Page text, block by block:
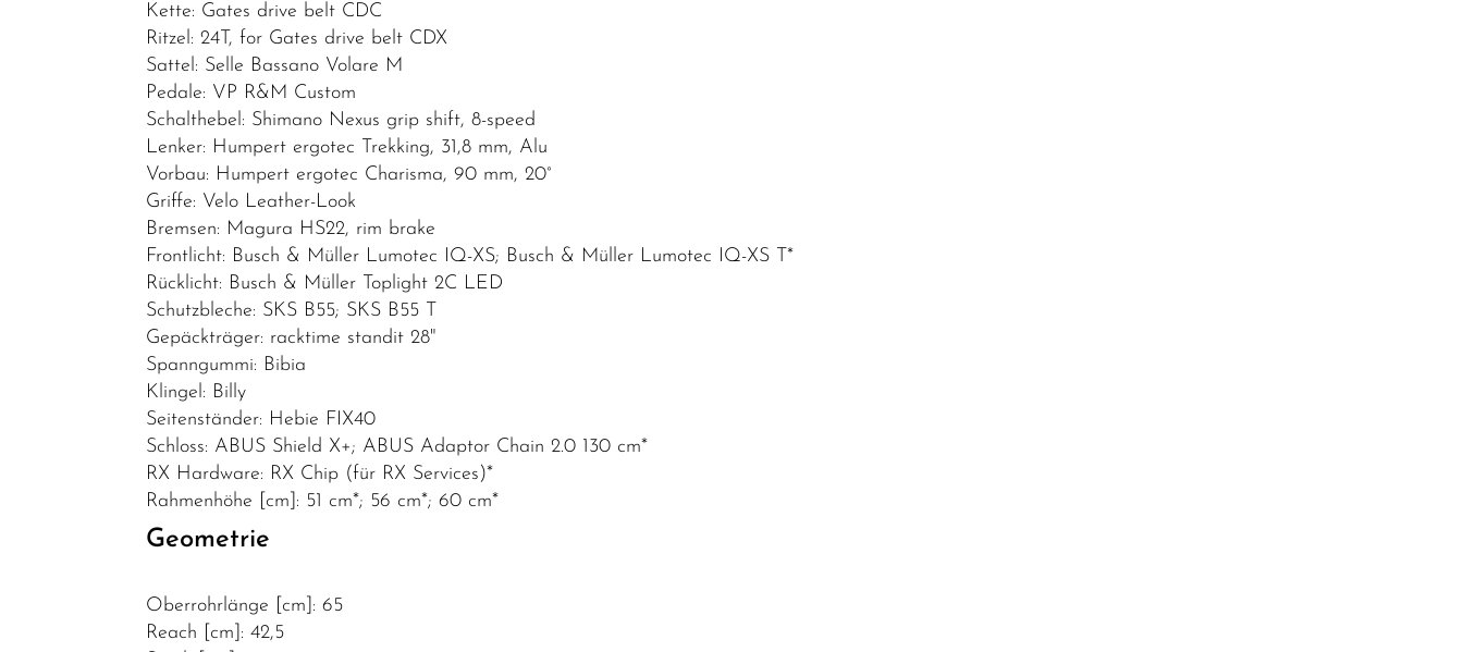
Kette: Gates drive belt CDC
Ritzel: 24T, for Gates drive belt CDX
Sattel: Selle Bassano Volare M
Pedale: VP R&M Custom
Schalthebel: Shimano Nexus grip shift, 8-speed
Lenker: Humpert ergotec Trekking, 31,8 mm, Alu
Vorbau: Humpert ergotec Charisma, 90 mm, 20°
Griffe: Velo Leather-Look
Bremsen: Magura HS22, rim brake
Frontlicht: Busch & Müller Lumotec IQ-XS; Busch & Müller Lumotec IQ-XS T*
Rücklicht: Busch & Müller Toplight 2C LED
Schutzbleche: SKS B55; SKS B55 T
Gepäckträger: racktime standit 28"
Spanngummi: Bibia
Klingel: Billy
Seitenständer: Hebie FIX40
Schloss: ABUS Shield X+; ABUS Adaptor Chain 2.0 130 cm*
RX Hardware: RX Chip (für RX Services)*
Rahmenhöhe [cm]: 51 cm*; 56 cm*; 60 cm*
Geometrie
Oberrohrlänge [cm]: 65
Reach [cm]: 42,5